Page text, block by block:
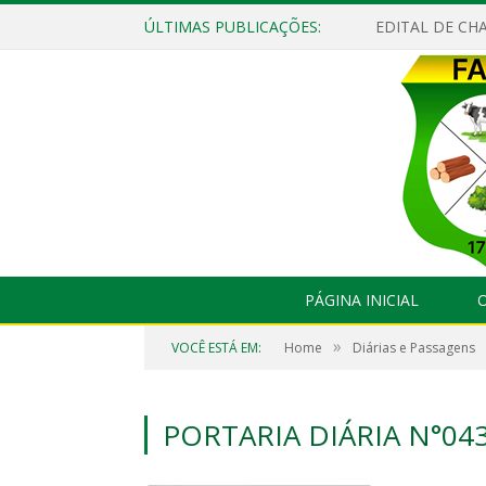
ÚLTIMAS PUBLICAÇÕES: EDITAL DE
PÁGINA INICIAL
VOCÊ ESTÁ EM: Home » Diárias e Passagens
PORTARIA DIÁRIA